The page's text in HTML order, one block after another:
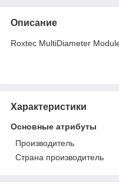
Описание
Roxtec MultiDiameter
Характеристики
Основные атрибуты
Производитель
Страна производитель